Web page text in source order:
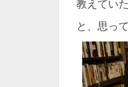
教えてい
と、思っ